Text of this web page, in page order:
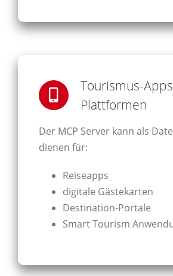
Tourismus-
Plattformen
Der MCP Server kann als
dienen für:
Reiseapps
digitale Gästekarten
Destination-Portale
Smart Tourism